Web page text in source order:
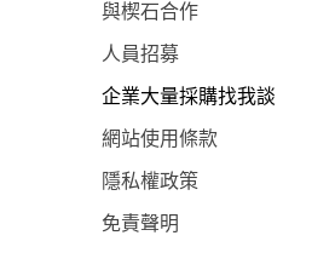
與楔石合作
人員招募
企業大量採購找我談
網站使用條款
隱私權政策
免責聲明